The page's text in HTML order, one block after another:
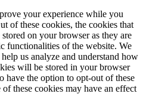
your experience while you
of these cookies, the cookies that
stored on your browser as they are
functionalities of the website. We
us analyze and understand how
will be stored in your browser
have the option to opt-out of these
these cookies may have an effect